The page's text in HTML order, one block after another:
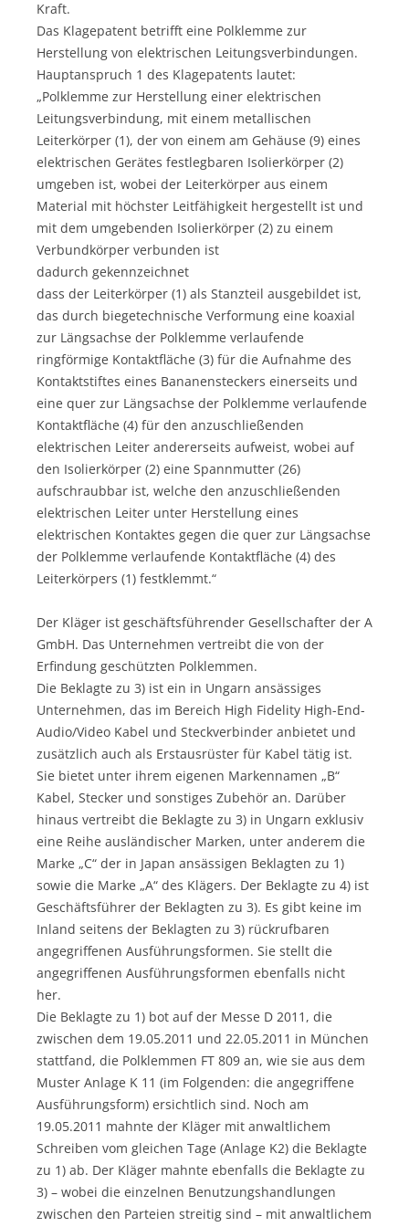
Kraft.
Das Klagepatent betrifft eine Polklemme zur
Herstellung von elektrischen Leitungsverbindungen.
Hauptanspruch 1 des Klagepatents lautet:
„Polklemme zur Herstellung einer elektrischen
Leitungsverbindung, mit einem metallischen
Leiterkörper (1), der von einem am Gehäuse (9) eines
elektrischen Gerätes festlegbaren Isolierkörper (2)
umgeben ist, wobei der Leiterkörper aus einem
Material mit höchster Leitfähigkeit hergestellt ist und
mit dem umgebenden Isolierkörper (2) zu einem
Verbundkörper verbunden ist
dadurch gekennzeichnet
dass der Leiterkörper (1) als Stanzteil ausgebildet ist,
das durch biegetechnische Verformung eine koaxial
zur Längsachse der Polklemme verlaufende
ringförmige Kontaktfläche (3) für die Aufnahme des
Kontaktstiftes eines Bananensteckers einerseits und
eine quer zur Längsachse der Polklemme verlaufende
Kontaktfläche (4) für den anzuschließenden
elektrischen Leiter andererseits aufweist, wobei auf
den Isolierkörper (2) eine Spannmutter (26)
aufschraubbar ist, welche den anzuschließenden
elektrischen Leiter unter Herstellung eines
elektrischen Kontaktes gegen die quer zur Längsachse
der Polklemme verlaufende Kontaktfläche (4) des
Leiterkörpers (1) festklemmt.“
Der Kläger ist geschäftsführender Gesellschafter der A
GmbH. Das Unternehmen vertreibt die von der
Erfindung geschützten Polklemmen.
Die Beklagte zu 3) ist ein in Ungarn ansässiges
Unternehmen, das im Bereich High Fidelity High-End-
Audio/Video Kabel und Steckverbinder anbietet und
zusätzlich auch als Erstausrüster für Kabel tätig ist.
Sie bietet unter ihrem eigenen Markennamen „B“
Kabel, Stecker und sonstiges Zubehör an. Darüber
hinaus vertreibt die Beklagte zu 3) in Ungarn exklusiv
eine Reihe ausländischer Marken, unter anderem die
Marke „C“ der in Japan ansässigen Beklagten zu 1)
sowie die Marke „A“ des Klägers. Der Beklagte zu 4) ist
Geschäftsführer der Beklagten zu 3). Es gibt keine im
Inland seitens der Beklagten zu 3) rückrufbaren
angegriffenen Ausführungsformen. Sie stellt die
angegriffenen Ausführungsformen ebenfalls nicht
her.
Die Beklagte zu 1) bot auf der Messe D 2011, die
zwischen dem 19.05.2011 und 22.05.2011 in München
stattfand, die Polklemmen FT 809 an, wie sie aus dem
Muster Anlage K 11 (im Folgenden: die angegriffene
Ausführungsform) ersichtlich sind. Noch am
19.05.2011 mahnte der Kläger mit anwaltlichem
Schreiben vom gleichen Tage (Anlage K2) die Beklagte
zu 1) ab. Der Kläger mahnte ebenfalls die Beklagte zu
3) – wobei die einzelnen Benutzungshandlungen
zwischen den Parteien streitig sind – mit anwaltlichem